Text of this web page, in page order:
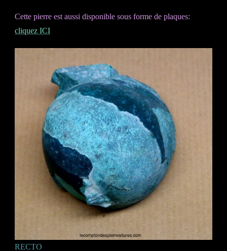
Cette pierre est aussi disponible sous forme de plaques:
cliquez ICI
RECTO